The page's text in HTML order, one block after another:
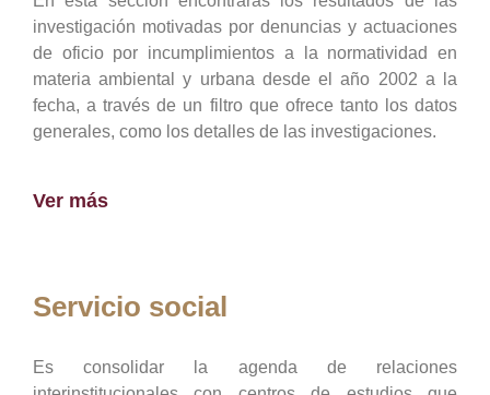
investigación motivadas por denuncias y actuaciones
de oficio por incumplimientos a la normatividad en
materia ambiental y urbana desde el año 2002 a la
fecha, a través de un filtro que ofrece tanto los datos
generales, como los detalles de las investigaciones.
Ver más
Servicio social
Es consolidar la agenda de relaciones